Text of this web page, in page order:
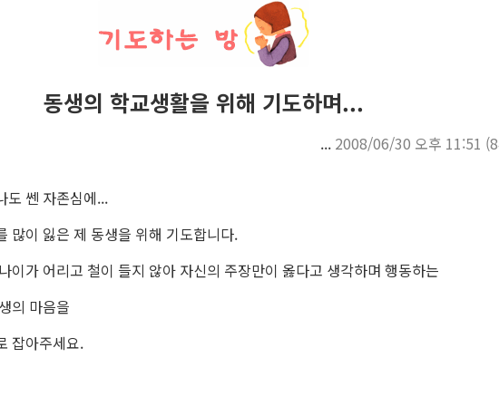
동생의 학교생활을 위해 기도하며...
... 2008/06/30 오후 11:51
도 쎈 자존심에...
많이 잃은 제 동생을 위해 기도합니다.
이가 어리고 철이 들지 않아 자신의 주장만이 옳다고 생각하며 행동하는
의 마음을
잡아주세요.